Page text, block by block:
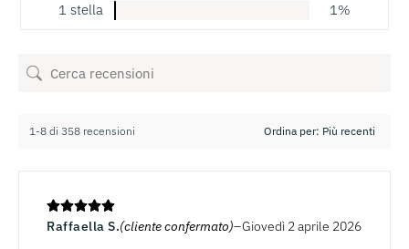
1 stella
1%
1-8 di 358 recensioni
Raffaella S.(cliente confermato) Giovedì 2 aprile 2026